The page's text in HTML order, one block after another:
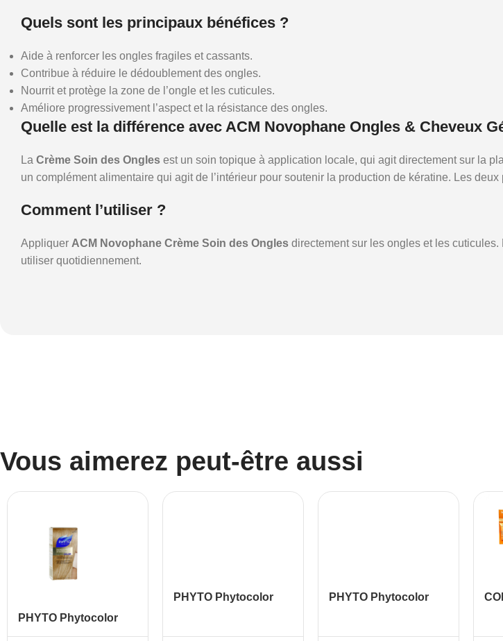
Quels sont les principaux bénéfices ?
Aide à renforcer les ongles fragiles et cassants.
Contribue à réduire le dédoublement des ongles.
Nourrit et protège la zone de l’ongle et les cuticules.
Améliore progressivement l’aspect et la résistance des ongles.
Quelle est la différence avec ACM Novophane Ongles & Cheveux
La Crème Soin des Ongles est un soin topique à application locale, qui agit directement sur la
un complément alimentaire qui agit de l’intérieur pour soutenir la production de kératine. Les deux
Comment l’utiliser ?
Appliquer ACM Novophane Crème Soin des Ongles directement sur les ongles et les
utiliser quotidiennement.
Vous aimerez peut-être aussi
PHYTO Phytocolor
PHYTO Phytocolor
PHYTO Phytocolor